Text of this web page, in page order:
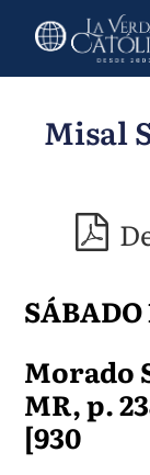
Misal
SÁBADO
Morado
MR, p.
[930